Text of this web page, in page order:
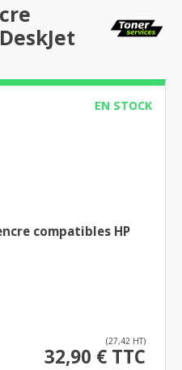
EN STOCK
compatibles HP
(27,42 HT)
32,90 € TTC